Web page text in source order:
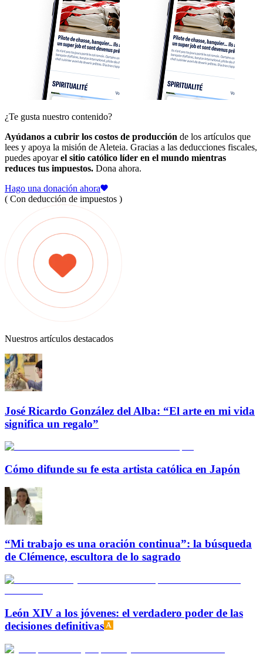
¿Te gusta nuestro contenido?
Ayúdanos a cubrir los costos de producción de los artículos que
lees y apoya la misión de Aleteia. Gracias a las deducciones fiscales,
puedes apoyarel sitio católico líder en el mundo mientras
reduces tus impuestos. Dona ahora.
Hago una donación ahora
( Con deducción de impuestos )
Nuestros artículos destacados
José Ricardo González del Alba: “El arte en mi vida
significa un regalo”
Cómo difunde su fe esta artista católica en Japón
“Mi trabajo es una oración continua”: la búsqueda
de Clémence, escultora de lo sagrado
León XIV a los jóvenes: el verdadero poder de las
decisiones definitivas